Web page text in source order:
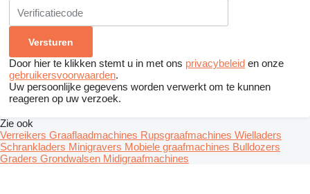
Door hier te klikken stemt u in met ons privacybeleid en onze
gebruikersvoorwaarden.
Uw persoonlijke gegevens worden verwerkt om te kunnen
reageren op uw verzoek.
Zie ook
Verreikers Graaflaadmachines Rupsgraafmachines Wielladers
Schrankladers Minigravers Mobiele graafmachines Bulldozers
Graders Grondwalsen Midigraafmachines